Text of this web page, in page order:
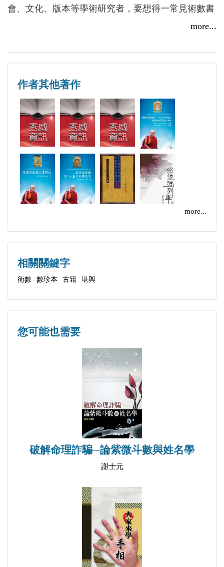
會、文化、版本等學術研究者，要想得一常見術數書
籍的善本、原版，已經非常困難，更遑論稿本、鈔
數的源流、理法、及其影響，作全面深入的研究，幾
心一堂術數古籍珍本叢刊，搜羅術數類善本、珍本、
孤本、鈔稿本、批校本等，精選出其中最佳版本，分
占筮、星命、相術、堪輿、選擇、三式、讖緯、理數
（陰陽五行）、雜術等九類。以最新科技修復，更正
明顯的錯訛，撰寫提要、詳加考訂，部份更以原色或
傳統工藝宣紙綫裝精印，務求更勝原本，以饗讀者。
《平洋地理闡秘》。一冊不分卷。無撰人姓名。清光
緒年間江蘇松江府（今上海松江縣）紅格寫本。線
裝。虛白廬藏本。作者師從雲間（今今上海松江縣）
穴、水、陽宅、氣色、分金等。作者及其師承與三元
玄空家堪輿宗師蔣大鴻同里，書中論立向：「識局識
洋形法之秘鈔珍本。書前鈔有清光緒年間江蘇松江府
（今上海松江縣）的官府關於當時有假冒風水師煽惑
泛濫的公告，可知當時風水師之良莠不齊已非常嚴
重，并驚動官府「諭禁」。
本書至今已無傳。為令不致湮沒，特以最新數碼技術
清理版面精印，以原色彩色精印，一以作術數學資料
保存珍藏，一以供同道中人參考研究。
more...
作者其他著作
more...
相關關鍵字
術數 數珍本 古籍 堪輿
您可能也需要
破解命理詐騙─論紫微斗數與姓名學
謝士元